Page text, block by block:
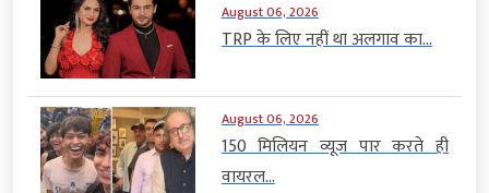
August 06, 2026
TRP के लिए नहीं था अलगाव का...
August 06, 2026
150 मिलियन व्यूज पार करते ही
वायरल...